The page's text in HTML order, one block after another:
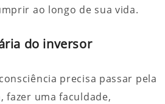
ao longo de sua vida.
do inversor
precisa passar pela
fazer uma faculdade,